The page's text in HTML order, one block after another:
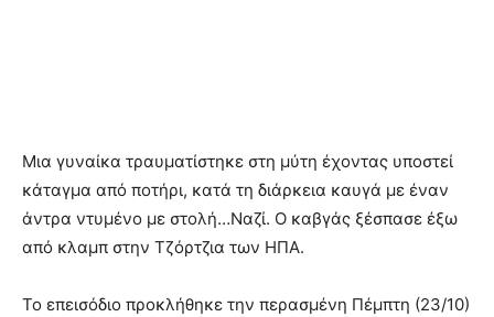
Μια γυναίκα τραυματίστηκε στη μύτη έχοντας υποστεί
κάταγμα από ποτήρι, κατά τη διάρκεια καυγά με έναν
άντρα ντυμένο με στολή…Ναζί. Ο καβγάς ξέσπασε έξω
από κλαμπ στην Τζόρτζια των ΗΠΑ.
Το επεισόδιο προκλήθηκε την περασμένη Πέμπτη (23/10)